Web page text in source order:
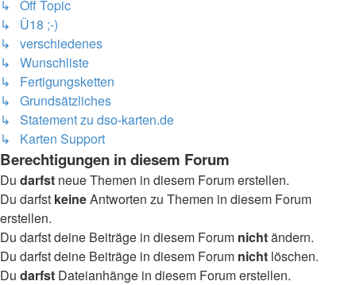
↳ Off Topic
↳ Ü18 ;-)
↳ verschiedenes
↳ Wunschliste
↳ Fertigungsketten
↳ Grundsätzliches
↳ Statement zu dso-karten.de
↳ Karten Support
Berechtigungen in diesem Forum
Du darfst neue Themen in diesem Forum erstellen.
Du darfst keineAntworten zu Themen in diesem Forum
erstellen.
Du darfst deine Beiträge in diesem Forum nichtändern.
Du darfst deine Beiträge in diesem Forum nicht löschen.
Du darfst Dateianhänge in diesem Forum erstellen.